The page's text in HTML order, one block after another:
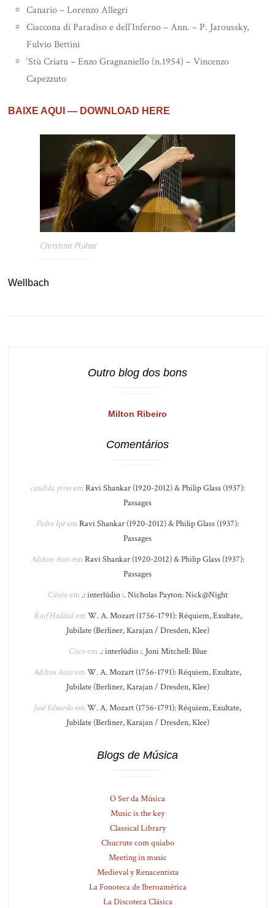
Canario – Lorenzo Allegri
Ciaccona di Paradiso e dell’Inferno – Ann. – P. Jaroussky,
Fulvio Bettini
‘Stù Criatu – Enzo Gragnaniello (n.1954) – Vincenzo
Capezzuto
BAIXE AQUI — DOWNLOAD HERE
Christina Pluhar
Wellbach
Outro blog dos bons
Milton Ribeiro
Comentários
candida piresem Ravi Shankar (1920-2012) & Philip Glass (1937):
Passages
Pedro Ipêem Ravi Shankar (1920-2012) & Philip Glass (1937):
Passages
Adilson Assisem Ravi Shankar (1920-2012) & Philip Glass (1937):
Passages
Cássioem .: interlúdio :. Nicholas Payton: Nick@Night
Raif Haddadem W. A. Mozart (1756-1791): Réquiem, Exultate,
Jubilate (Berliner, Karajan / Dresden, Klee)
Ciscoem .: interlúdio :. Joni Mitchell: Blue
Adilson Assisem W. A. Mozart (1756-1791): Réquiem, Exultate,
Jubilate (Berliner, Karajan / Dresden, Klee)
José Eduardoem W. A. Mozart (1756-1791): Réquiem, Exultate,
Jubilate (Berliner, Karajan / Dresden, Klee)
Blogs de Música
O Ser da Música
Music is the key
Classical Library
Chucrute com quiabo
Meeting in music
Medieval y Renacentista
La Fonoteca de Iberoamérica
La Discoteca Clásica